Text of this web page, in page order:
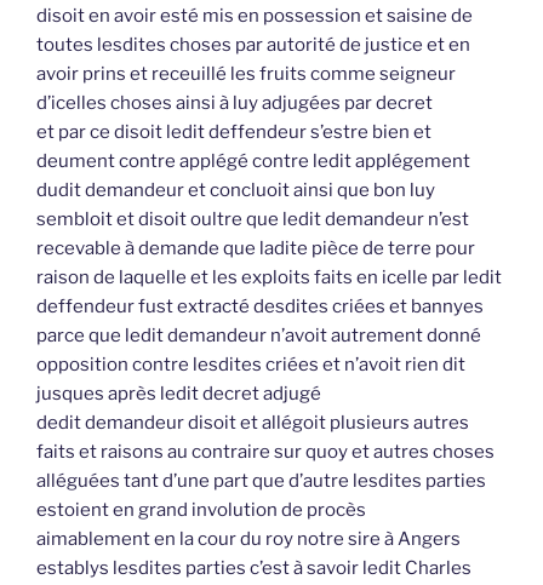
disoit en avoir esté mis en possession et saisine de
toutes lesdites choses par autorité de justice et en
avoir prins et receuillé les fruits comme seigneur
d’icelles choses ainsi à luy adjugées par decret
et par ce disoit ledit deffendeur s’estre bien et
deument contre applégé contre ledit applégement
dudit demandeur et concluoit ainsi que bon luy
sembloit et disoit oultre que ledit demandeur n’est
recevable à demande que ladite pièce de terre pour
raison de laquelle et les exploits faits en icelle par ledit
deffendeur fust extracté desdites criées et bannyes
parce que ledit demandeur n’avoit autrement donné
opposition contre lesdites criées et n’avoit rien dit
jusques après ledit decret adjugé
dedit demandeur disoit et allégoit plusieurs autres
faits et raisons au contraire sur quoy et autres choses
alléguées tant d’une part que d’autre lesdites parties
estoient en grand involution de procès
aimablement en la cour du roy notre sire à Angers
establys lesdites parties c’est à savoir ledit Charles